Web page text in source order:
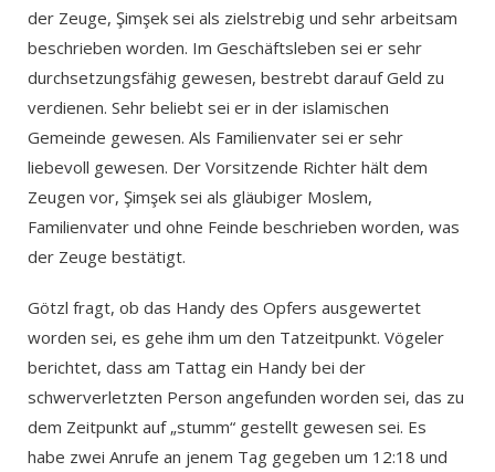
der Zeuge, Şimşek sei als zielstrebig und sehr arbeitsam
beschrieben worden. Im Geschäftsleben sei er sehr
durchsetzungsfähig gewesen, bestrebt darauf Geld zu
verdienen. Sehr beliebt sei er in der islamischen
Gemeinde gewesen. Als Familienvater sei er sehr
liebevoll gewesen. Der Vorsitzende Richter hält dem
Zeugen vor, Şimşek sei als gläubiger Moslem,
Familienvater und ohne Feinde beschrieben worden, was
der Zeuge bestätigt.
Götzl fragt, ob das Handy des Opfers ausgewertet
worden sei, es gehe ihm um den Tatzeitpunkt. Vögeler
berichtet, dass am Tattag ein Handy bei der
schwerverletzten Person angefunden worden sei, das zu
dem Zeitpunkt auf „stumm“ gestellt gewesen sei. Es
habe zwei Anrufe an jenem Tag gegeben um 12:18 und